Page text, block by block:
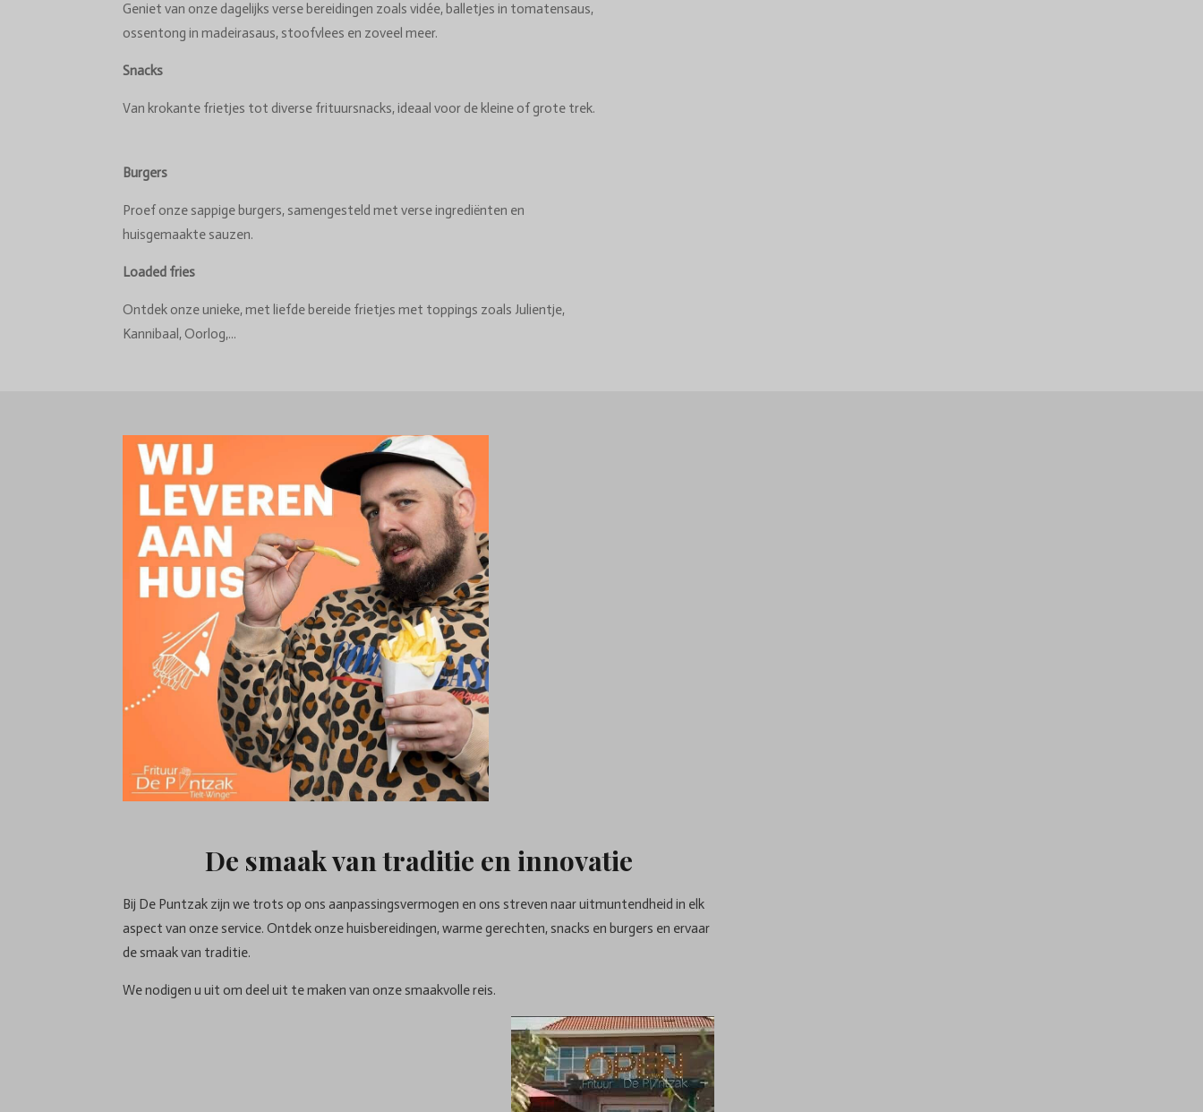
Geniet van onze dagelijks verse bereidingen zoals vidée, balletjes in tomatensaus,
ossentong in madeirasaus, stoofvlees en zoveel meer.
Snacks
Van krokante frietjes tot diverse frituursnacks, ideaal voor de kleine of grote trek.
Burgers
Proef onze sappige burgers, samengesteld met verse ingrediënten en
huisgemaakte sauzen.
Loaded fries
Ontdek onze unieke, met liefde bereide frietjes met toppings zoals Julientje,
Kannibaal, Oorlog,...
De smaak van traditie en innovatie
Bij De Puntzak zijn we trots op ons aanpassingsvermogen en ons streven naar uitmuntendheid in elk
aspect van onze service. Ontdek onze huisbereidingen, warme gerechten, snacks en burgers en ervaar
de smaak van traditie.
We nodigen u uit om deel uit te maken van onze smaakvolle reis.